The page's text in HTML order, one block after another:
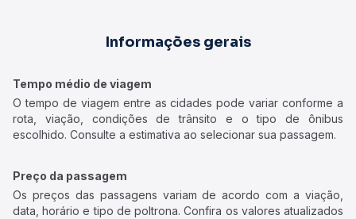
Informações gerais
Tempo médio de viagem
O tempo de viagem entre as cidades pode variar conforme a
rota, viação, condições de trânsito e o tipo de ônibus
escolhido. Consulte a estimativa ao selecionar sua passagem.
Preço da passagem
Os preços das passagens variam de acordo com a viação,
data, horário e tipo de poltrona. Confira os valores atualizados